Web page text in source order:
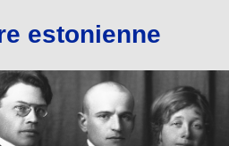
estonienne